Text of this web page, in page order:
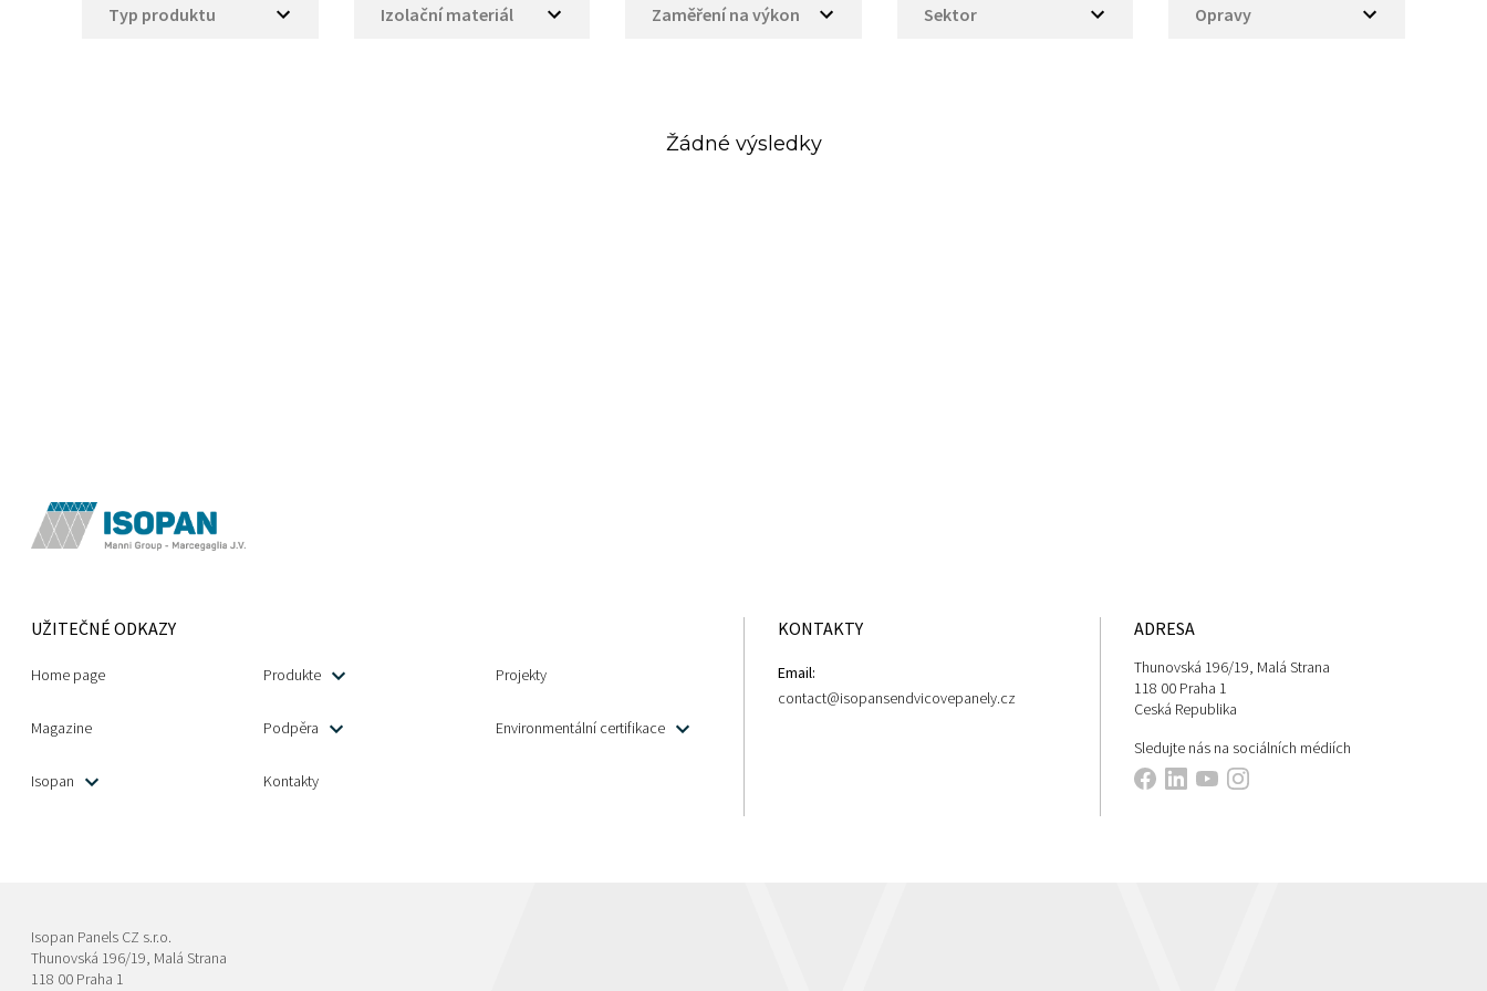
Typ produktu Izolační materiál Zaměření na výkon Sektor Opravy
Žádné výsledky
UŽITEČNÉ ODKAZY
Home page Produkte Projekty
Magazine Podpěra Environmentální certifikace
Isopan Kontakty
KONTAKTY
Email:
contact@isopansendvicovepanely.cz
ADRESA
Thunovská 196/19, Malá Strana
118 00 Praha 1
Ceská Republika
Sledujte nás na sociálních médiích
Isopan Panels CZ s.r.o.
Thunovská 196/19, Malá Strana
118 00 Praha 1